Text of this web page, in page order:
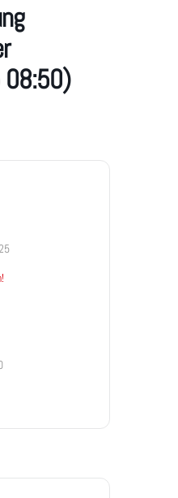
08:50)